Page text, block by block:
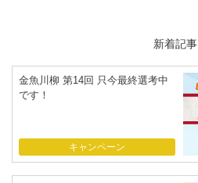
新着記事
金魚川柳 第14回 只今最終選考中
です！
キャンペーン